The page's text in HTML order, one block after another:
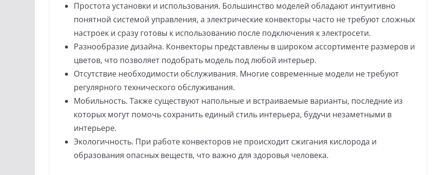
Простота установки и использования. Большинство моделей обладают интуитивно
понятной системой управления, а электрические конвекторы часто не требуют сложных
настроек и сразу готовы к использованию после подключения к электросети.
Разнообразие дизайна. Конвекторы представлены в широком ассортименте размеров и
цветов, что позволяет подобрать модель под любой интерьер.
Отсутствие необходимости обслуживания. Многие современные модели не требуют
регулярного технического обслуживания.
Мобильность. Также существуют напольные и встраиваемые варианты, последние из
которых могут помочь сохранить единый стиль интерьера, будучи незаметными в
интерьере.
Экологичность. При работе конвекторов не происходит сжигания кислорода и
образования опасных веществ, что важно для здоровья человека.